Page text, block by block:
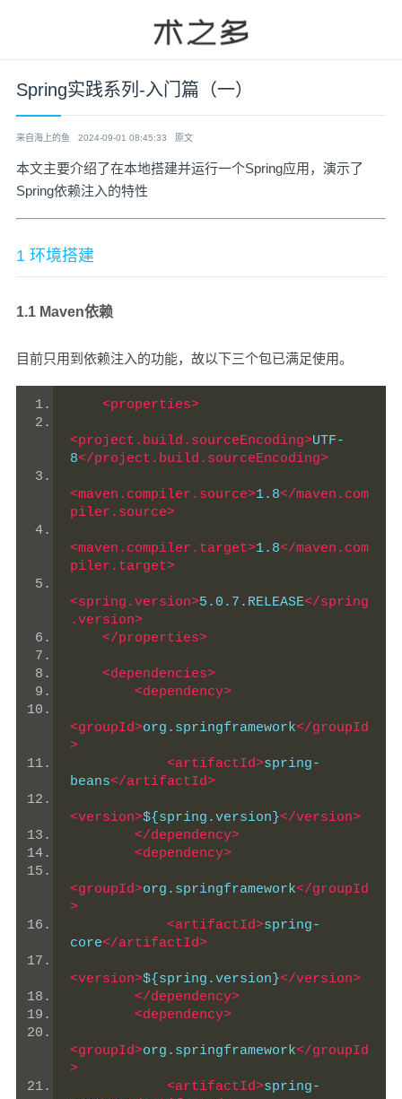
Spring实践系列-入门篇（一）
来自海上的鱼 2024-09-01 08:45:33 原文
本文主要介绍了在本地搭建并运行一个Spring应用，演示了
Spring依赖注入的特性
1 环境搭建
1.1 Maven依赖
目前只用到依赖注入的功能，故以下三个包已满足使用。
<properties>
<project.build.sourceEncoding>UTF-
8</project.build.sourceEncoding>
<maven.compiler.source>1.8</maven.com
piler.source>
<maven.compiler.target>1.8</maven.com
piler.target>
<spring.version>5.0.7.RELEASE</spring
.version>
</properties>
<dependencies>
<dependency>
<groupId>org.springframework</groupId
>
<artifactId>spring-
beans</artifactId>
<version>${spring.version}</version>
</dependency>
<dependency>
<groupId>org.springframework</groupId
>
<artifactId>spring-
core</artifactId>
<version>${spring.version}</version>
</dependency>
<dependency>
<groupId>org.springframework</groupId
>
<artifactId>spring-